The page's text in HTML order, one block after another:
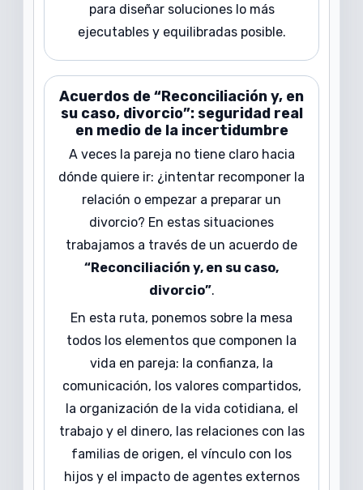
para diseñar soluciones lo más
ejecutables y equilibradas posible.
Acuerdos de “Reconciliación y, en
su caso, divorcio”: seguridad real
en medio de la incertidumbre
A veces la pareja no tiene claro hacia
dónde quiere ir: ¿intentar recomponer la
relación o empezar a preparar un
divorcio? En estas situaciones
trabajamos a través de un acuerdo de
“Reconciliación y, en su caso,
divorcio”.
En esta ruta, ponemos sobre la mesa
todos los elementos que componen la
vida en pareja: la confianza, la
comunicación, los valores compartidos,
la organización de la vida cotidiana, el
trabajo y el dinero, las relaciones con las
familias de origen, el vínculo con los
hijos y el impacto de agentes externos